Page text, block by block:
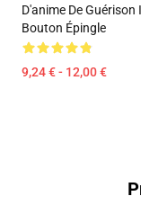
D'anime De Guérison
Bouton Épingle
9,24 € - 12,00 €